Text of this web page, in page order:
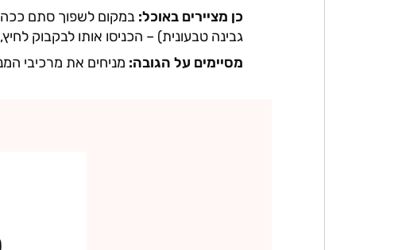
כן מציירים באוכל: במקום לשפוך סתם ככה
גבינה טבעונית) – הכניסו אותו לבקבוק לחיץ,
מסיימים על הגובה: מניחים את מרכיבי